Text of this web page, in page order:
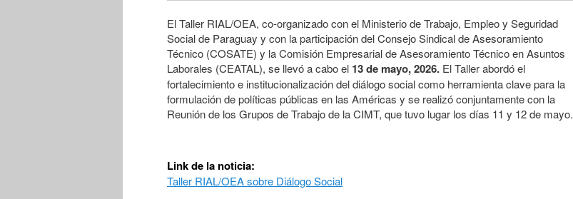
El Taller RIAL/OEA, co-organizado con el Ministerio de Trabajo, Empleo y Seguridad
Social de Paraguay y con la participación del Consejo Sindical de Asesoramiento
Técnico (COSATE) y la Comisión Empresarial de Asesoramiento Técnico en Asuntos
Laborales (CEATAL), se llevó a cabo el 13 de mayo, 2026. El Taller abordó el
fortalecimiento e institucionalización del diálogo social como herramienta clave para la
formulación de políticas públicas en las Américas y se realizó conjuntamente con la
Reunión de los Grupos de Trabajo de la CIMT, que tuvo lugar los días 11 y 12 de mayo.
Link de la noticia:
Taller RIAL/OEA sobre Diálogo Social